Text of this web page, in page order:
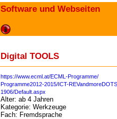
Software und Webseiten
Digital TOOLS
https://www.ecml.at/ECML-Programme/
Programme2012-2015/ICT-
1906/Default.aspx
Alter: ab 4 Jahren
Kategorie: Werkzeuge
Fach: Fremdsprache